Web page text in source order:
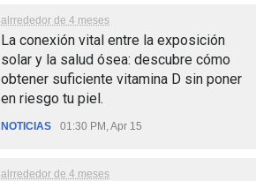
alrrededor de 4 meses
La conexión vital entre la exposición
solar y la salud ósea: descubre cómo
obtener suficiente vitamina D sin poner
en riesgo tu piel.
NOTICIAS 01:30 PM, Apr 15
alrrededor de 4 meses